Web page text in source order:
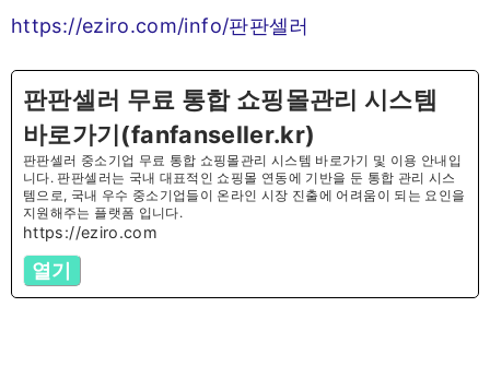
https://eziro.com/info/판판셀러
판판셀러 무료 통합 쇼핑몰관리 시스템
바로가기(fanfanseller.kr)
판판셀러 중소기업 무료 통합 쇼핑몰관리 시스템 바로가기 및 이용 안내입
니다. 판판셀러는 국내 대표적인 쇼핑몰 연동에 기반을 둔 통합 관리 시스
템으로, 국내 우수 중소기업들이 온라인 시장 진출에 어려움이 되는 요인을
지원해주는 플랫폼 입니다.
https://eziro.com
열기